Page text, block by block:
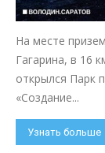
На месте
Гагарина, в 16
открылся Парк
«Создание...
Узнать больше